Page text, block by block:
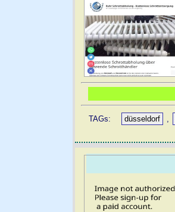
TAGs: düsseldorf